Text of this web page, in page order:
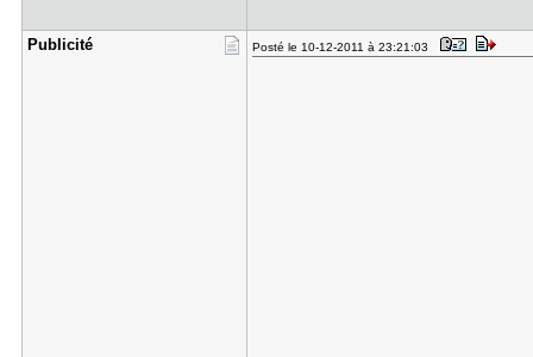
Publicité Posté le 10-12-2011 à 23:21:03